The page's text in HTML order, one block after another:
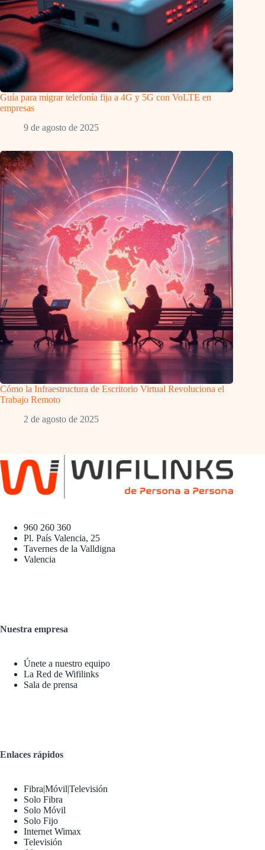
Guía para migrar telefonía fija a 4G y 5G con VoLTE en
empresas
9 de agosto de 2025
Cómo la Infraestructura de Escritorio Virtual Revoluciona el
Trabajo Remoto
2 de agosto de 2025
960 260 360
Pl. País Valencia, 25
Tavernes de la Valldigna
Valencia
Nuestra empresa
Únete a nuestro equipo
La Red de Wifilinks
Sala de prensa
Enlaces rápidos
Fibra|Móvil|Televisión
Solo Fibra
Solo Móvil
Solo Fijo
Internet Wimax
Televisión